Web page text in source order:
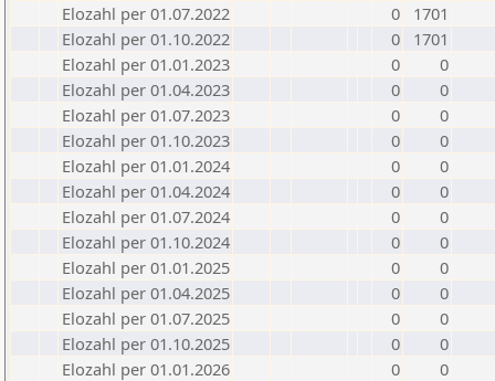
Elozahl per 01.07.2022
0
1701
Elozahl per 01.10.2022
0
1701
Elozahl per 01.01.2023
0
0
Elozahl per 01.04.2023
0
0
Elozahl per 01.07.2023
0
0
Elozahl per 01.10.2023
0
0
Elozahl per 01.01.2024
0
0
Elozahl per 01.04.2024
0
0
Elozahl per 01.07.2024
0
0
Elozahl per 01.10.2024
0
0
Elozahl per 01.01.2025
0
0
Elozahl per 01.04.2025
0
0
Elozahl per 01.07.2025
0
0
Elozahl per 01.10.2025
0
0
Elozahl per 01.01.2026
0
0